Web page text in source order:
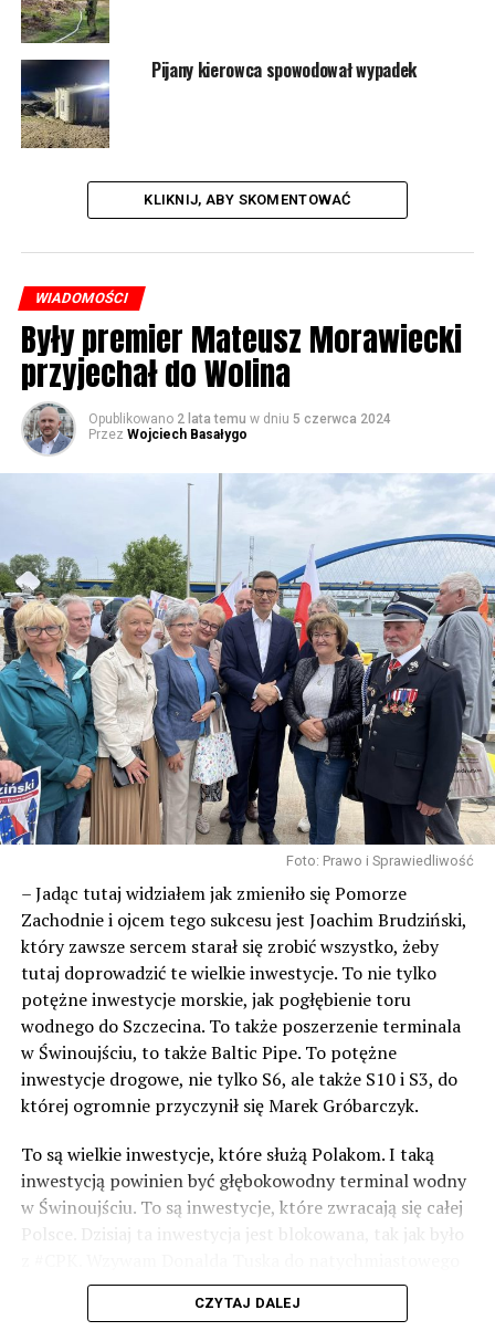
Pijany kierowca spowodował wypadek
KLIKNIJ, ABY SKOMENTOWAĆ
WIADOMOŚCI
Były premier Mateusz Morawiecki
przyjechał do Wolina
Opublikowano 2 lata temu w dniu 5 czerwca 2024
Przez Wojciech Basałygo
Foto: Prawo i Sprawiedliwość
– Jadąc tutaj widziałem jak zmieniło się Pomorze
Zachodnie i ojcem tego sukcesu jest Joachim Brudziński,
który zawsze sercem starał się zrobić wszystko, żeby
tutaj doprowadzić te wielkie inwestycje. To nie tylko
potężne inwestycje morskie, jak pogłębienie toru
wodnego do Szczecina. To także poszerzenie terminala
w Świnoujściu, to także Baltic Pipe. To potężne
inwestycje drogowe, nie tylko S6, ale także S10 i S3, do
której ogromnie przyczynił się Marek Gróbarczyk.
To są wielkie inwestycje, które służą Polakom. I taką
inwestycją powinien być głębokowodny terminal wodny
w Świnoujściu. To są inwestycje, które zwracają się całej
Polsce. Dzisiaj ta inwestycja jest blokowana, tak jak było
odblokowania CPK.
CZYTAJ DALEJ